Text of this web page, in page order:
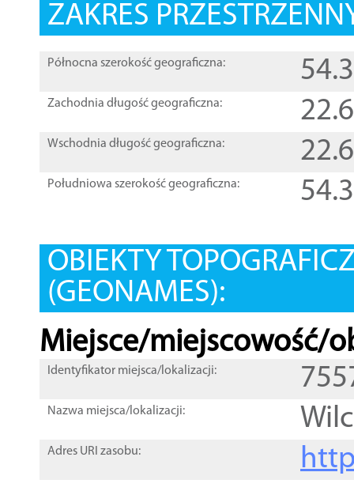
ZAKRES
Północna szerokość geograficzna:
Zachodnia długość geograficzna:
Wschodnia długość geograficzna:
Południowa szerokość geograficzna:
OBIEKTY
(GEONAMES):
Miejsce/miejscowość/
Identyfikator miejsca/lokalizacji:
Nazwa miejsca/lokalizacji:
Adres URI zasobu: